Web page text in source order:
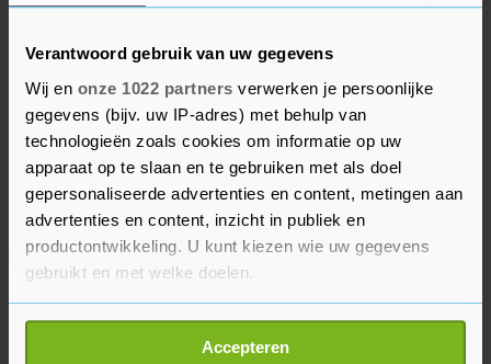
Verantwoord gebruik van uw gegevens
Wij en onze 1022 partners verwerken je persoonlijke
gegevens (bijv. uw IP-adres) met behulp van
technologieën zoals cookies om informatie op uw
apparaat op te slaan en te gebruiken met als doel
gepersonaliseerde advertenties en content, metingen aan
advertenties en content, inzicht in publiek en
productontwikkeling. U kunt kiezen wie uw gegevens
gebruikt en met welke doelen.
Als u het toestaat, willen we ook graag:
Informatie verzamelen over uw geografische
Accepteren